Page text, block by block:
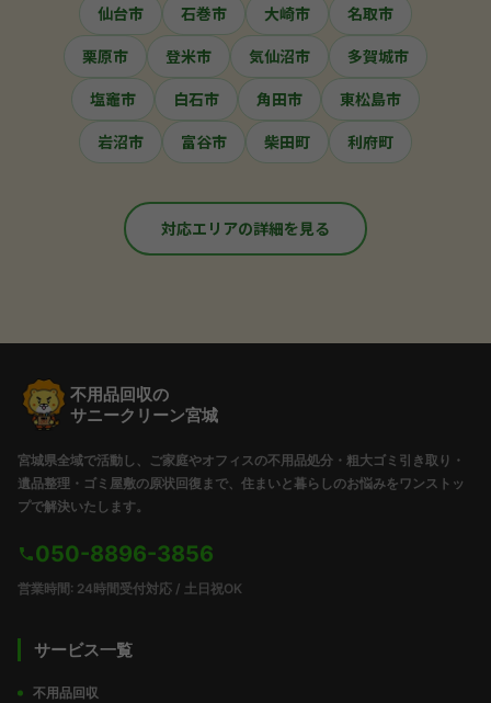
仙台市 石巻市 大崎市
名取市
栗原市
登米市 気仙沼市
多賀城市
塩竈市
白石市 角田市
東松島市
岩沼市
富谷市 柴田町 利府町
対応エリアの詳細を見る
不用品回収の
サニークリーン宮城
宮城県全域で活動し、ご家庭やオフィスの不用品処分・粗大ゴミ引き取り・
遺品整理・ゴミ屋敷の原状回復まで、住まいと暮らしのお悩みをワンストッ
プで解決いたします。
050-8896-3856
営業時間: 24時間受付対応 / 土日祝OK
サービス一覧
不用品回収